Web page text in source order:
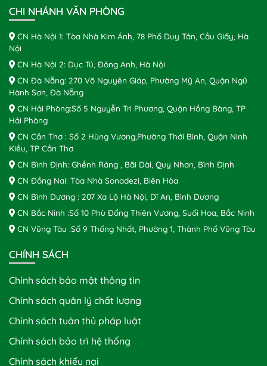
CHI NHÁNH VĂN PHÒNG
CN Hà Nội 1: Tòa Nhà Kim Ánh, 78 Phố Duy Tân, Cầu Giấy, Hà
Nội
CN Hà Nội 2: Dục Tú, Đông Anh, Hà Nội
CN Đà Nẵng: 270 Võ Nguyên Giáp, Phường Mỹ An, Quận Ngũ
Hành Sơn, Đà Nẵng
CN Hải Phòng:Số 5 Nguyễn Tri Phương, Quận Hồng Bàng, TP
Hải Phòng
CN Cần Thơ : Số 2 Hùng Vương,Phường Thới Bình, Quận Ninh
Kiều, TP Cần Thơ
CN Bình Định: Ghềnh Ráng , Bãi Dài, Quy Nhơn, Bình Định
CN Đồng Nai: Tòa Nhà Sonadezi, Biên Hòa
CN Bình Dương : 207 Xa Lộ Hà Nội, Dĩ An, Bình Dương
CN Bắc Ninh :Số 10 Phù Đổng Thiên Vương, Suối Hoa, Bắc Ninh
CN Vũng Tàu :Số 9 Thống Nhất, Phường 1, Thành Phố Vũng Tàu
CHÍNH SÁCH
Chính sách bảo mật thông tin
Chính sách quản lý chất lượng
Chính sách tuân thủ pháp luật
Chính sách bảo trì hệ thống
Chính sách khiếu nại